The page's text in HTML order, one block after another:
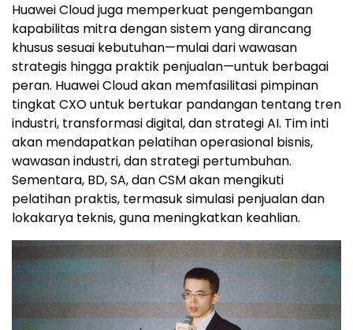
Huawei Cloud juga memperkuat pengembangan
kapabilitas mitra dengan sistem yang dirancang
khusus sesuai kebutuhan—mulai dari wawasan
strategis hingga praktik penjualan—untuk berbagai
peran. Huawei Cloud akan memfasilitasi pimpinan
tingkat CXO untuk bertukar pandangan tentang tren
industri, transformasi digital, dan strategi AI. Tim inti
akan mendapatkan pelatihan operasional bisnis,
wawasan industri, dan strategi pertumbuhan.
Sementara, BD, SA, dan CSM akan mengikuti
pelatihan praktis, termasuk simulasi penjualan dan
lokakarya teknis, guna meningkatkan keahlian.